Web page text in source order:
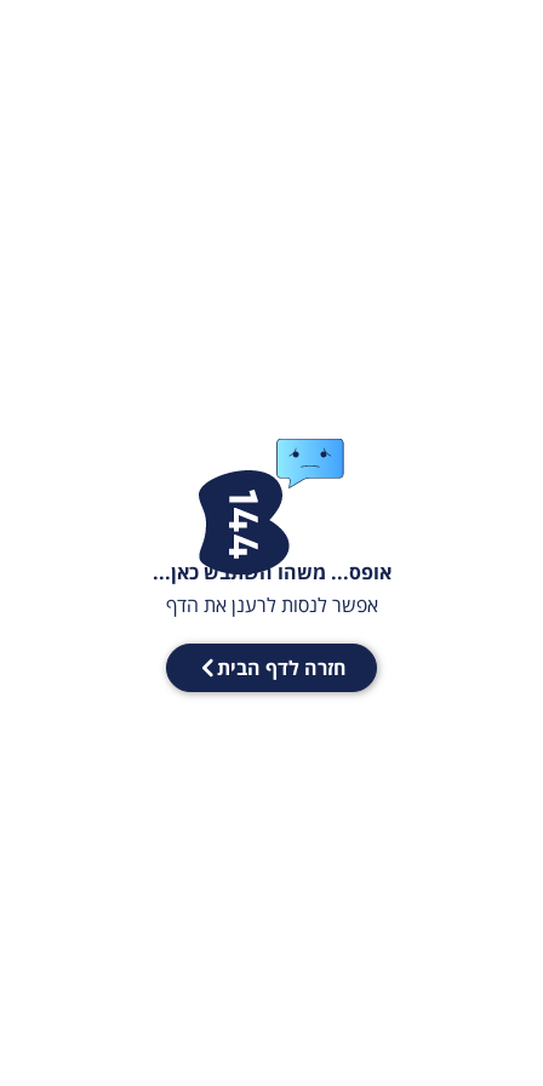
אופס... משהו השתבש כאן...
אפשר לנסות לרענן את הדף
חזרה לדף הבית